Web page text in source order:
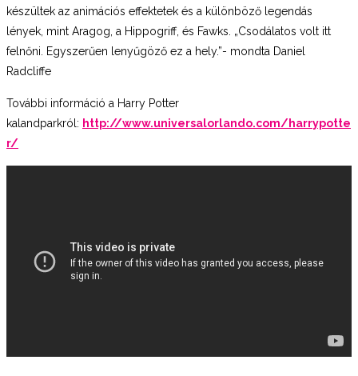
készültek az animációs effektetek és a különböző legendás
lények, mint Aragog, a Hippogriff, és Fawks. „Csodálatos volt itt
felnőni. Egyszerűen lenyűgöző ez a hely.”- mondta Daniel
Radcliffe
További információ a Harry Potter
kalandparkról: http://www.universalorlando.com/harrypotte
r/